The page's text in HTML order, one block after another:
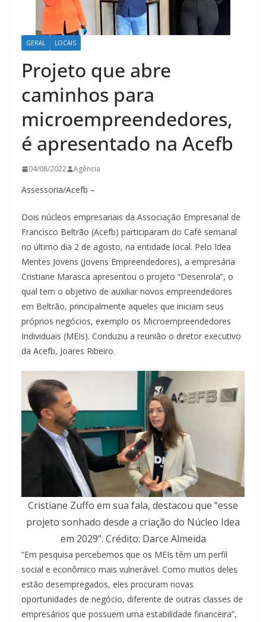
GERAL LOCAIS
Projeto que abre
caminhos para
microempreendedores,
é apresentado na Acefb
04/08/2022 Agência
Assessoria/Acefb –
Dois núcleos empresariais da Associação Empresarial de
Francisco Beltrão (Acefb) participaram do Café semanal
no último dia 2 de agosto, na entidade local. Pelo Idea
Mentes Jovens (Jovens Empreendedores), a empresária
Cristiane Marasca apresentou o projeto “Desenrola”, o
qual tem o objetivo de auxiliar novos empreendedores
em Beltrão, principalmente aqueles que iniciam seus
próprios negócios, exemplo os Microempreendedores
Individuais (MEIs). Conduziu a reunião o diretor executivo
da Acefb, Joares Ribeiro.
Cristiane Zuffo em sua fala, destacou que “esse
projeto sonhado desde a criação do Núcleo Idea
em 2029”. Crédito: Darce Almeida
“Em pesquisa percebemos que os MEIs têm um perfil
social e econômico mais vulnerável. Como muitos deles
estão desempregados, eles procuram novas
oportunidades de negócio, diferente de outras classes de
empresários que possuem uma estabilidade financeira”,